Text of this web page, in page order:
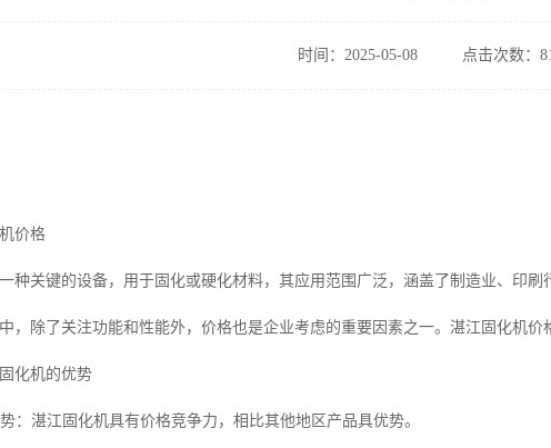
时间：2025-05-08 点击次数：
价格
种关键的设备，用于固化或硬化材料，其应用范围广泛，涵盖了制造业、印
，除了关注功能和性能外，价格也是企业考虑的重要因素之一。湛江固化机价
化机的优势
：湛江固化机具有价格竞争力，相比其他地区产品具优势。